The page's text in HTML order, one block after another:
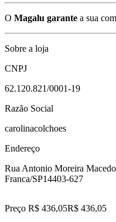
O Magalu garante a sua
Sobre a loja
CNPJ
62.120.821/0001-19
Razão Social
carolinacolchoes
Endereço
Rua Antonio Moreira
Franca/SP14403-627
Preço R$ 436,05R$ 436,05